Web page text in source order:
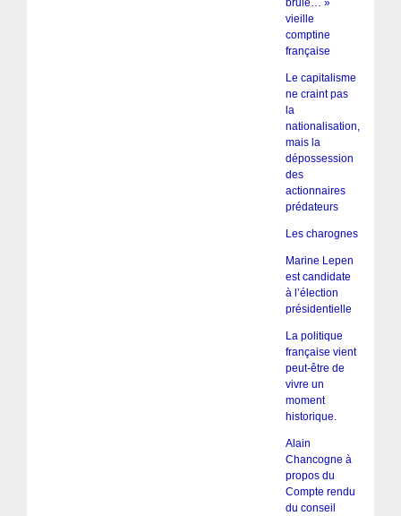
brule… »
vieille
comptine
française
Le capitalisme
ne craint pas
la
nationalisation,
mais la
dépossession
des
actionnaires
prédateurs
Les charognes
Marine Lepen
est candidate
à l’élection
présidentielle
La politique
française vient
peut-être de
vivre un
moment
historique.
Alain
Chancogne à
propos du
Compte rendu
du conseil